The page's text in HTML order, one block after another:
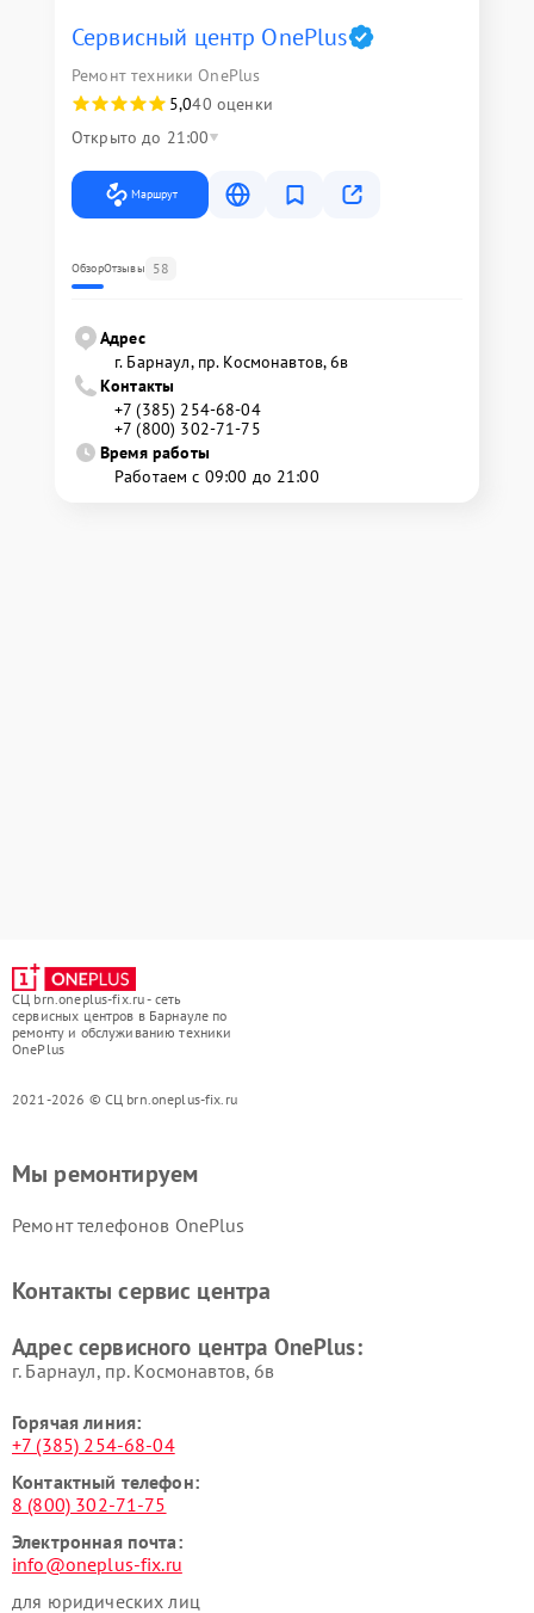
Сервисный центр OnePlus
Ремонт техники OnePlus
5,040 оценки
Открыто до 21:00
Маршрут
ОбзорОтзывы 58
Адрес
г. Барнаул, ​пр. Космонавтов, 6в
Контакты
+7 (385) 254-68-04
+7 (800) 302-71-75
Время работы
Работаем с 09:00 до 21:00
СЦ brn.oneplus-fix.ru - сеть
сервисных центров в Барнауле по
ремонту и обслуживанию техники
OnePlus
2021-2026 © СЦ brn.oneplus-fix.ru
Мы ремонтируем
Ремонт телефонов OnePlus
Контакты сервис центра
Адрес сервисного центра OnePlus:
г. Барнаул, ​пр. Космонавтов, 6в
Горячая линия:
+7 (385) 254-68-04
Контактный телефон:
8 (800) 302-71-75
Электронная почта:
info@oneplus-fix.ru
для юридических лиц